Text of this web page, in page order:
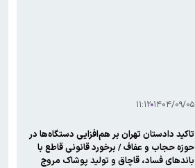
۱۴۰۴/۰۹/۰۵ ۱۱:۱۲
تاکید دادستان تهران بر هم‌افزایی دستگاه‌ها در
حوزه حجاب و عفاف / برخورد قانونی قاطع با
باندهاى فساد، قاچاق و تولید پوشاک مروج